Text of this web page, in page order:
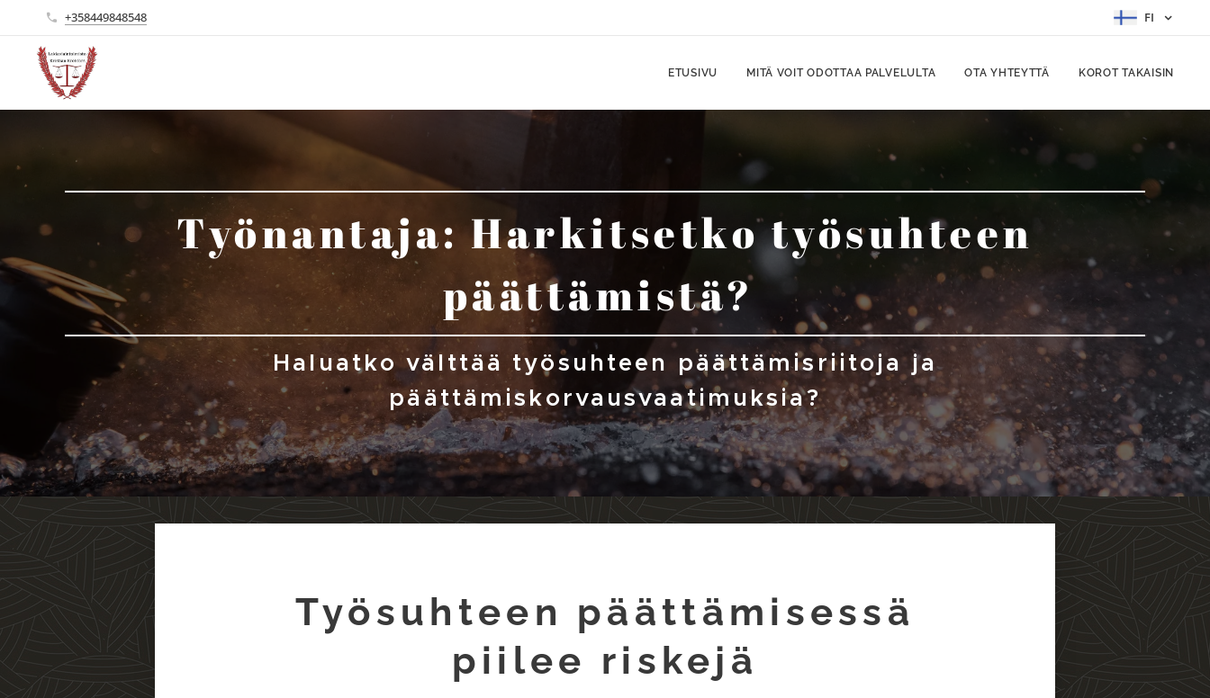
+358449848548 FI
ETUSIVU MITÄ VOIT ODOTTAA PALVELULTA OTA YHTEYTTÄ KOROT TAKAISIN
Työnantaja: Harkitsetko työsuhteen
päättämistä?
Haluatko välttää työsuhteen päättämisriitoja ja
päättämiskorvausvaatimuksia?
Työsuhteen päättämisessä
piilee riskejä